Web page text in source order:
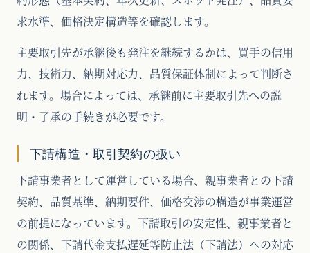
求水準、価格決定構造等を確認します。
主要取引先が承継後も発注を継続するかは、買手の信用
力、技術力、納期対応力、品質保証体制によって判断さ
れます。場合によっては、承継前に主要取引先への説
明・了承の手続きが必要です。
下請構造・取引契約の扱い
下請事業者として運営している場合、親事業者との下請
契約、品質基準、納期要件、価格交渉の構造が事業運営
の前提になっています。下請取引の安定性、親事業者と
の関係、下請代金支払遅延等防止法（下請法）への対応